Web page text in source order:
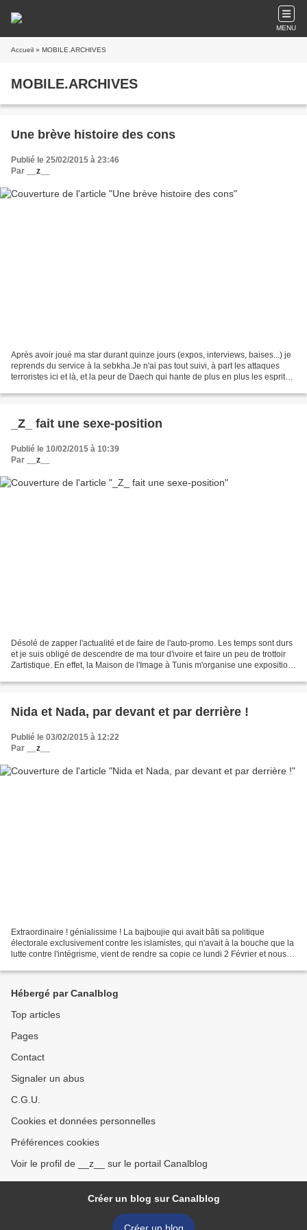
MENU
Accueil » MOBILE.ARCHIVES
MOBILE.ARCHIVES
Une brève histoire des cons
Publié le 25/02/2015 à 23:46
Par
__z__
Après avoir joué ma star durant quinze jours (expos, interviews, baises...) je
reprends du service à la sebkha.Je n'ai pas tout suivi, à part les attaques
terroristes ici et là, et la peur de Daech qui hante de plus en plus les esprits
_Z_ fait une sexe-position
Publié le 10/02/2015 à 10:39
Par
__z__
Désolé de zapper l'actualité et de faire de l'auto-promo. Les temps sont durs
et je suis obligé de descendre de ma tour d'ivoire et faire un peu de trottoir
Zartistique. En effet, la Maison de l'Image à Tunis m'organise une exposition
Nida et Nada, par devant et par derrière !
Publié le 03/02/2015 à 12:22
Par
__z__
Extraordinaire ! génialissime ! La bajboujie qui avait bâti sa politique
électorale exclusivement contre les islamistes, qui n'avait à la bouche que la
lutte contre l'intégrisme, vient de rendre sa copie ce lundi 2 Février et nous
Hébergé par Canalblog
Top articles
Pages
Contact
Signaler un abus
C.G.U.
Cookies et données personnelles
Préférences cookies
Voir le profil de __z__ sur le portail Canalblog
Créer un blog sur Canalblog